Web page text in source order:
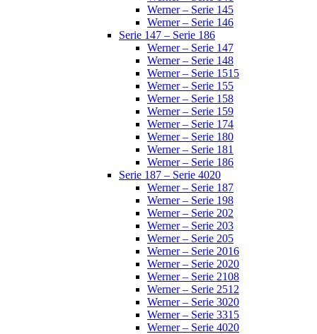
Werner – Serie 145
Werner – Serie 146
Serie 147 – Serie 186
Werner – Serie 147
Werner – Serie 148
Werner – Serie 1515
Werner – Serie 155
Werner – Serie 158
Werner – Serie 159
Werner – Serie 174
Werner – Serie 180
Werner – Serie 181
Werner – Serie 186
Serie 187 – Serie 4020
Werner – Serie 187
Werner – Serie 198
Werner – Serie 202
Werner – Serie 203
Werner – Serie 205
Werner – Serie 2016
Werner – Serie 2020
Werner – Serie 2108
Werner – Serie 2512
Werner – Serie 3020
Werner – Serie 3315
Werner – Serie 4020